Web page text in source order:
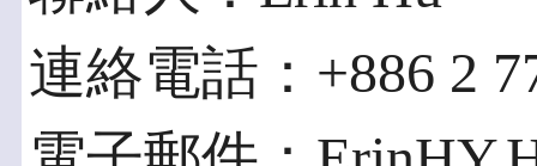
連絡電話：+886 2